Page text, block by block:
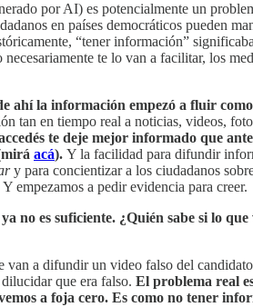
por AI) es potencialmente un
en países democráticos pueden
“tener información”
te lo van a facilitar, los
ahí la información empezó a fluir
tan en tiempo real a noticias, videos,
te deje mejor informado que
acá). Y la facilidad para difundir
y para concientizar a los ciudadanos
empezamos a pedir evidencia para creer.
no es suficiente. ¿Quién sabe si lo
a difundir un video falso del
que era falso. El problema real
a foja cero. Es como no tener